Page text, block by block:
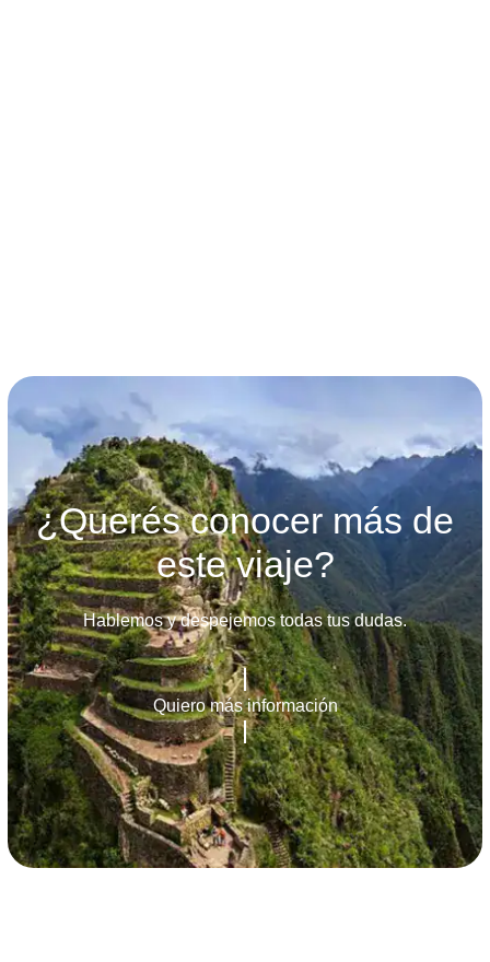
¿Querés conocer más de
este viaje?
Hablemos y despejemos todas tus dudas.
Quiero más información